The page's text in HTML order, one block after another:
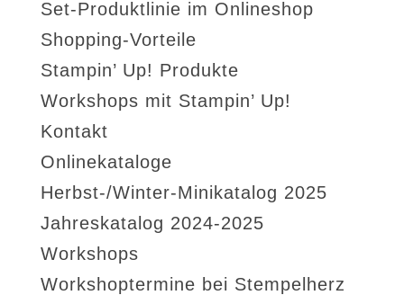
Set-Produktlinie im Onlineshop
Shopping-Vorteile
Stampin’ Up! Produkte
Workshops mit Stampin’ Up!
Kontakt
Onlinekataloge
Herbst-/Winter-Minikatalog 2025
Jahreskatalog 2024-2025
Workshops
Workshoptermine bei Stempelherz